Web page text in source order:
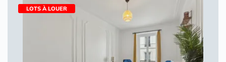
LOTS À LOUER